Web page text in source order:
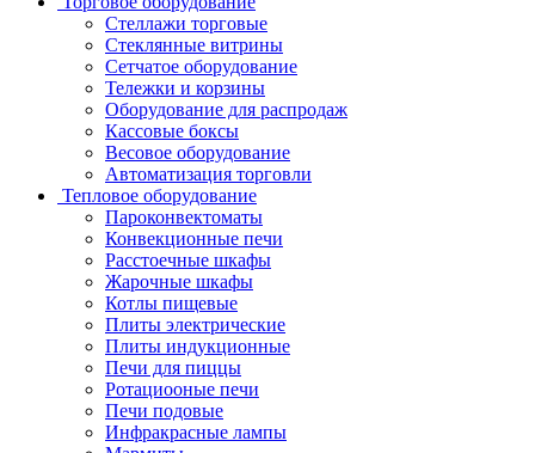
Стеллажи торговые
Стеклянные витрины
Сетчатое оборудование
Тележки и корзины
Оборудование для распродаж
Кассовые боксы
Весовое оборудование
Автоматизация торговли
Тепловое оборудование
Пароконвектоматы
Конвекционные печи
Расстоечные шкафы
Жарочные шкафы
Котлы пищевые
Плиты электрические
Плиты индукционные
Печи для пиццы
Ротациооные печи
Печи подовые
Инфракрасные лампы